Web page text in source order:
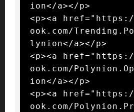
ion</a></p>
<p><a
ook.com/
lynion</a></p>
<p><a
ook.com/
ion</a></p>
<p><a
ook.com/